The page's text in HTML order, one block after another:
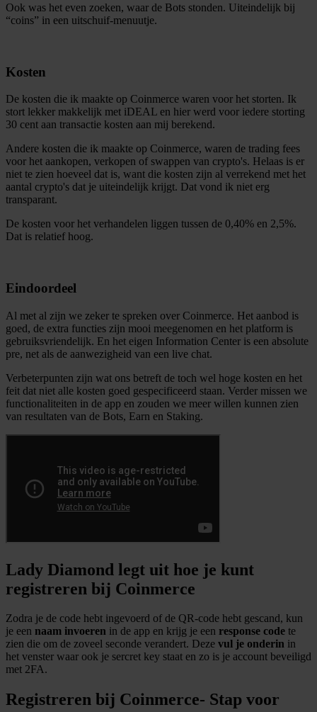
Ook was het even zoeken, waar de Bots stonden. Uiteindelijk bij
“coins” in een uitschuif-menuutje.
Kosten
De kosten die ik maakte op Coinmerce waren voor het storten. Ik
stort lekker makkelijk met iDEAL en hier werd voor iedere storting
30 cent aan transactie kosten aan mij berekend.
Andere kosten die ik maakte op Coinmerce, waren de trading fees
voor het aankopen, verkopen of swappen van crypto's. Helaas is er
niet te zien hoeveel dat is, want die kosten zijn al verrekend met het
aantal crypto's dat je uiteindelijk krijgt. Dat vond ik niet erg
transparant.
De kosten voor het verhandelen liggen tussen de 0,40% en 2,5%.
Dat is relatief hoog.
Eindoordeel
Al met al zijn we zeker te spreken over Coinmerce. Het aanbod is
goed, de extra functies zijn mooi meegenomen en het platform is
gebruiksvriendelijk. En het eigen Information Center is een absolute
pre, net als de aanwezigheid van een live chat.
Verbeterpunten zijn wat ons betreft de toch wel hoge kosten en het
feit dat niet alle kosten goed gespecificeerd staan. Verder missen we
functionaliteiten in de app en zouden we meer willen kunnen zien
van resultaten van de Bots, Earn en Staking.
Lady Diamond legt uit hoe je kunt
registreren bij Coinmerce
Zodra je de code hebt ingevoerd of de QR-code hebt gescand, kun
je een naam invoeren in de app en krijg je een response code te
zien die om de zoveel seconde verandert. Deze vul je onderin in
het venster waar ook je sercret key staat en zo is je account beveiligd
met 2FA.
Registreren bij Coinmerce- Stap voor